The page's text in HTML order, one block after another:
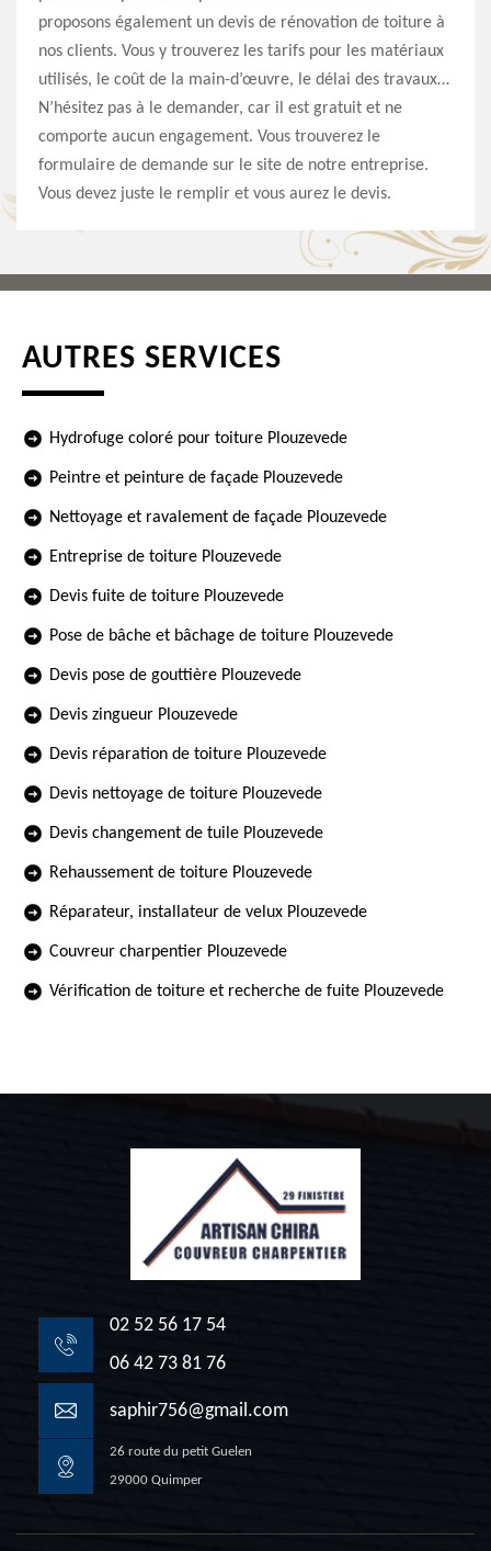
proposons également un devis de rénovation de toiture à
nos clients. Vous y trouverez les tarifs pour les matériaux
utilisés, le coût de la main-d’œuvre, le délai des travaux…
N’hésitez pas à le demander, car il est gratuit et ne
comporte aucun engagement. Vous trouverez le
formulaire de demande sur le site de notre entreprise.
Vous devez juste le remplir et vous aurez le devis.
AUTRES SERVICES
Hydrofuge coloré pour toiture Plouzevede
Peintre et peinture de façade Plouzevede
Nettoyage et ravalement de façade Plouzevede
Entreprise de toiture Plouzevede
Devis fuite de toiture Plouzevede
Pose de bâche et bâchage de toiture Plouzevede
Devis pose de gouttière Plouzevede
Devis zingueur Plouzevede
Devis réparation de toiture Plouzevede
Devis nettoyage de toiture Plouzevede
Devis changement de tuile Plouzevede
Rehaussement de toiture Plouzevede
Réparateur, installateur de velux Plouzevede
Couvreur charpentier Plouzevede
Vérification de toiture et recherche de fuite Plouzevede
02 52 56 17 54
06 42 73 81 76
saphir756@gmail.com
26 route du petit Guelen
29000 Quimper